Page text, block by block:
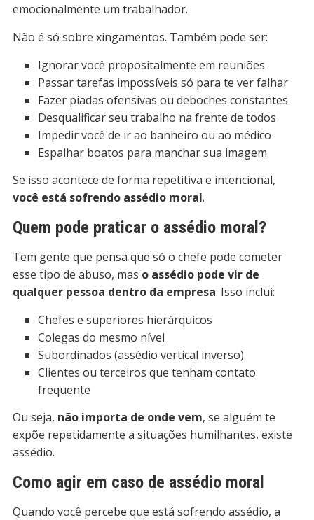
emocionalmente um trabalhador.
Não é só sobre xingamentos. Também pode ser:
Ignorar você propositalmente em reuniões
Passar tarefas impossíveis só para te ver falhar
Fazer piadas ofensivas ou deboches constantes
Desqualificar seu trabalho na frente de todos
Impedir você de ir ao banheiro ou ao médico
Espalhar boatos para manchar sua imagem
Se isso acontece de forma repetitiva e intencional,
você está sofrendo assédio moral.
Quem pode praticar o assédio moral?
Tem gente que pensa que só o chefe pode cometer
esse tipo de abuso, mas o assédio pode vir de
qualquer pessoa dentro da empresa. Isso inclui:
Chefes e superiores hierárquicos
Colegas do mesmo nível
Subordinados (assédio vertical inverso)
Clientes ou terceiros que tenham contato
frequente
Ou seja, não importa de onde vem, se alguém te
expõe repetidamente a situações humilhantes, existe
assédio.
Como agir em caso de assédio moral
Quando você percebe que está sofrendo assédio, a